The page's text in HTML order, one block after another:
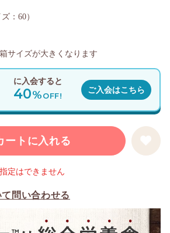
ートに入れる
問い合わせる
定はできません
に入会すると
40%OFF!
ご入会はこちら
：60）
サイズが大きくなります